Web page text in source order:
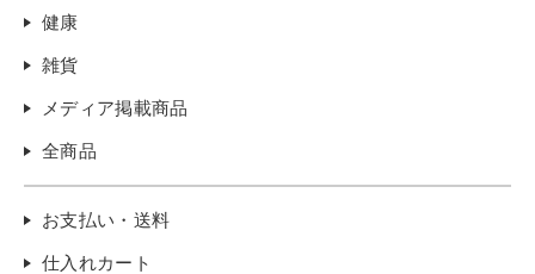
健康
雑貨
メディア掲載商品
全商品
お支払い・送料
仕入れカート